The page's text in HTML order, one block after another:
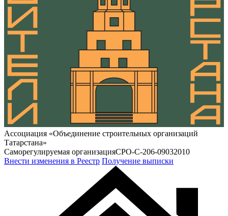
Ассоциация «Объединение строительных организаций
Татарстана»
Саморегулируемая организацияСРО-С-206-09032010
Внести изменения в Реестр Получение выписки